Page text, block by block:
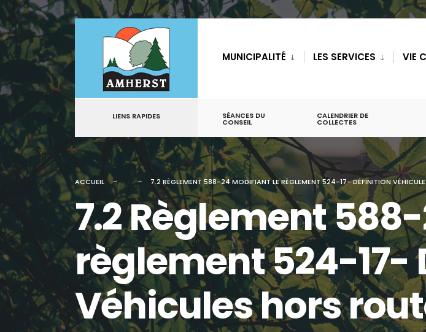
contenu
MUNICIPALITÉ LES SERVICES VIE
LIENS RAPIDES SÉANCES DU
CONSEIL
CALENDRIER DE
COLLECTES
ACCUEIL 7.2 RÈGLEMENT 588-24 MODIFIANT LE RÈGLEMENT 524-17- DÉFINITION
7.2 Règlement
règlement 524-17-
Véhicules hors